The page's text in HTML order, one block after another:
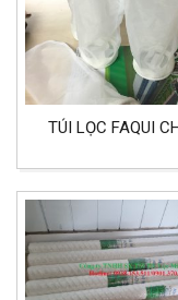
TÚI LỌC FAQUI